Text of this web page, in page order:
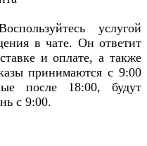
услугой
в чате. Он ответит
и оплате, а также
принимаются с 9:00
после 18:00, будут
с 9:00.